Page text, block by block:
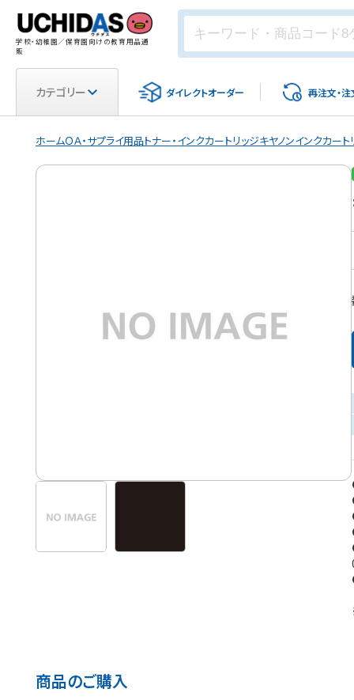
学校・幼稚園／保育園向けの教育用品通
販
カテゴリー ダイレクトオーダー 再注文・注
ホームＯＡ・サプライ用品トナー・インクカートリッジキヤノンインクカート
商品のご購入